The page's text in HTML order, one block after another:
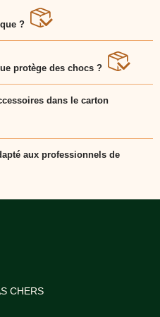
?
protège des chocs ?
ou du papier bulle.
de protections
dans le carton
claviers et souris.
aux professionnels de
utilisé aussi bien par les
CHERS